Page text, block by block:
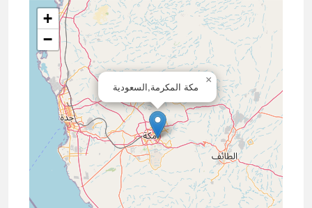
مكة المكرمة,السعودية
×
+
−